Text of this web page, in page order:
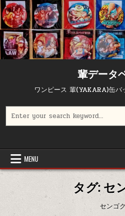
Skip to content
輩データ
ワンピース 輩(YAKARA)缶
MENU
タグ: セ
センゴク